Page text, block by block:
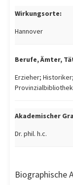
Wirkungsorte:
Hannover
Berufe, Ämter,
Erzieher;
Akademischer
Dr. phil. h.c.
Biographische